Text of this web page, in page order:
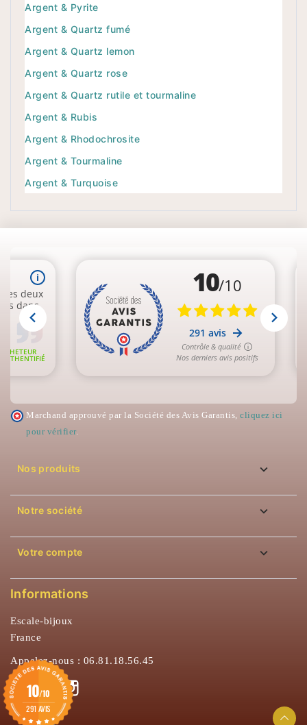
Argent & Pyrite
Argent & Quartz fumé
Argent & Quartz lemon
Argent & Quartz rose
Argent & Quartz rutile et tourmaline
Argent & Rubis
Argent & Rhodochrosite
Argent & Tourmaline
Argent & Turquoise
Marchand approuvé par la Société des Avis Garantis, cliquez ici
pour vérifier.
Nos produits 
Notre société 
Votre compte 
Informations
Escale-bijoux
France
Appelez-nous : 06.81.18.56.45
Facebook
10/10
291 AVIS